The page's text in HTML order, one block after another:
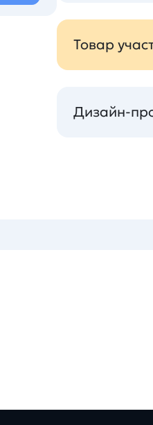
Товар
Дизайн-